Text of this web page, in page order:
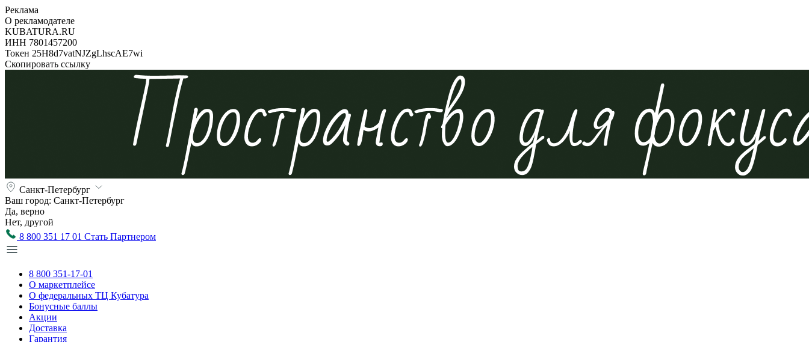
Реклама
О рекламодателе
KUBATURA.RU
ИНН 7801457200
Токен 25H8d7vatNJZgLhscAE7wi
Скопировать ссылку
Санкт-Петербург
Ваш город: Санкт-Петербург
Да, верно
Нет, другой
8 800 351 17 01 Стать Партнером
8 800 351-17-01
О маркетплейсе
О федеральных ТЦ Кубатура
Бонусные баллы
Акции
Доставка
Гарантия